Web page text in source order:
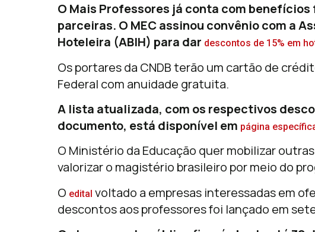
O Mais Professores já conta com
parceiras. O MEC assinou convênio com a
Hoteleira (ABIH) para dar descontos de 15% em
Os portares da CNDB terão um cartão de
Federal com anuidade gratuita.
A lista atualizada, com os respectivos
documento, está disponível em página
O Ministério da Educação quer mobilizar
valorizar o magistério brasileiro por meio do
O edital voltado a empresas interessadas em
descontos aos professores foi lançado em